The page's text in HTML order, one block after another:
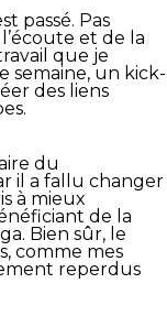
passé. Pas
et de la
que je
semaine, un kick-
des liens
du
il a fallu changer
à mieux
de la
Bien sûr, le
comme mes
reperdus